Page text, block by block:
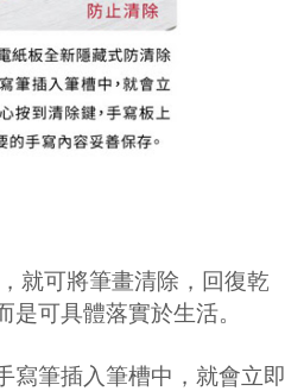
就可將筆畫清除，回復乾
可具體落實於生活。
寫筆插入筆槽中，就會立即